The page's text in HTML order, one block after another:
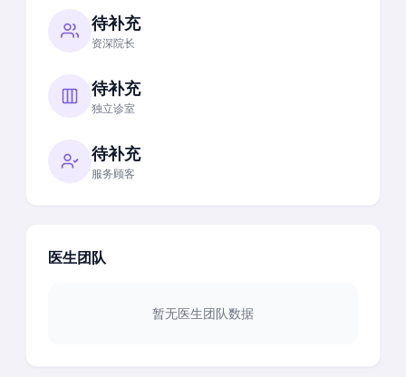
待补充
资深院长
待补充
独立诊室
待补充
服务顾客
医生团队
暂无医生团队数据